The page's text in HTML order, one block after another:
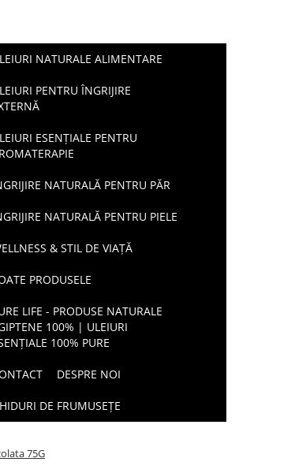
NATURALE ALIMENTARE
PENTRU ÎNGRIJIRE
ESENȚIALE PENTRU
NATURALĂ PENTRU PĂR
NATURALĂ PENTRU PIELE
& STIL DE VIAȚĂ
PRODUSELE
LIFE - PRODUSE NATURALE
100% | ULEIURI
100% PURE
DESPRE NOI
DE FRUMUSEȚE
75G